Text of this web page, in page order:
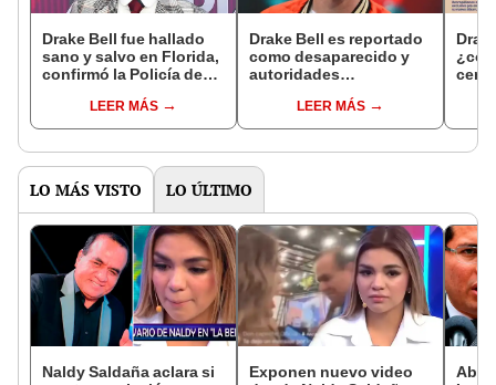
Drake Bell fue hallado
sano y salvo en Florida,
confirmó la Policía de
LEER MÁS
Drake Bell es reportado
como desaparecido y
autoridades
por su seguridad
LEER MÁS
cena
LO MÁS VISTO LO ÚLTIMO
Naldy Saldaña aclara si
Exponen nuevo video